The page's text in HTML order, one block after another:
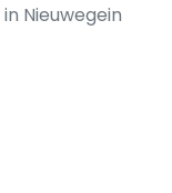
Nieuwegein